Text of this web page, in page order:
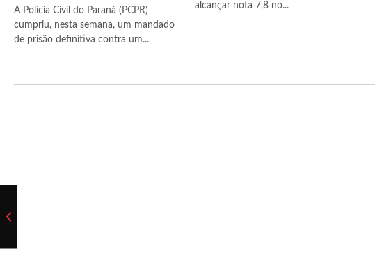
A Polícia Civil do Paraná (PCPR)
cumpriu, nesta semana, um mandado
de prisão definitiva contra um...
alcançar nota 7,8 no...